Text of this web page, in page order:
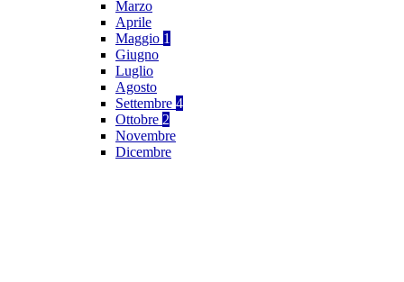
Marzo
Aprile
Maggio 1
Giugno
Luglio
Agosto
Settembre 4
Ottobre 2
Novembre
Dicembre